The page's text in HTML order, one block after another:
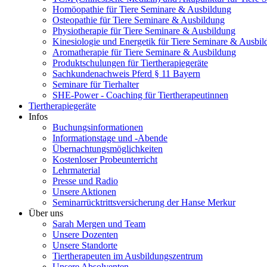
Homöopathie für Tiere Seminare & Ausbildung
Osteopathie für Tiere Seminare & Ausbildung
Physiotherapie für Tiere Seminare & Ausbildung
Kinesiologie und Energetik für Tiere Seminare &
Aromatherapie für Tiere Seminare & Ausbildung
Produktschulungen für Tiertherapiegeräte
Sachkundenachweis Pferd § 11 Bayern
Seminare für Tierhalter
SHE-Power - Coaching für Tiertherapeutinnen
Tiertherapiegeräte
Infos
Buchungsinformationen
Informationstage und -Abende
Übernachtungsmöglichkeiten
Kostenloser Probeunterricht
Lehrmaterial
Presse und Radio
Unsere Aktionen
Seminarrücktrittsversicherung der Hanse Merkur
Über uns
Sarah Mergen und Team
Unsere Dozenten
Unsere Standorte
Tiertherapeuten im Ausbildungszentrum